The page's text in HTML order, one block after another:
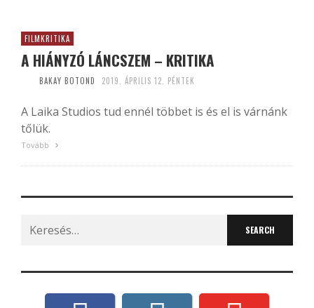
FILMKRITIKA
A HIÁNYZÓ LÁNCSZEM – KRITIKA
BAKAY BOTOND 2019. ÁPRILIS 12. PÉNTEK
A Laika Studios tud ennél többet is és el is várnánk
tőlük.
Tovább
Search
for: